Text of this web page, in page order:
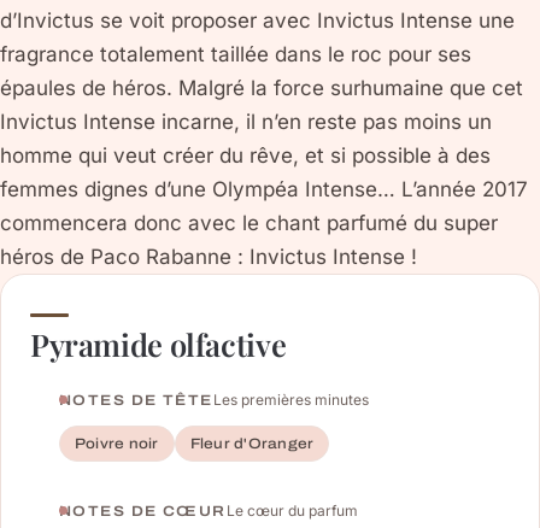
d’Invictus se voit proposer avec Invictus Intense une
fragrance totalement taillée dans le roc pour ses
épaules de héros. Malgré la force surhumaine que cet
Invictus Intense incarne, il n’en reste pas moins un
homme qui veut créer du rêve, et si possible à des
femmes dignes d’une Olympéa Intense… L’année 2017
commencera donc avec le chant parfumé du super
héros de Paco Rabanne : Invictus Intense !
Pyramide olfactive
NOTES DE TÊTE Les premières minutes
Poivre noir Fleur d'Oranger
NOTES DE CŒUR Le cœur du parfum